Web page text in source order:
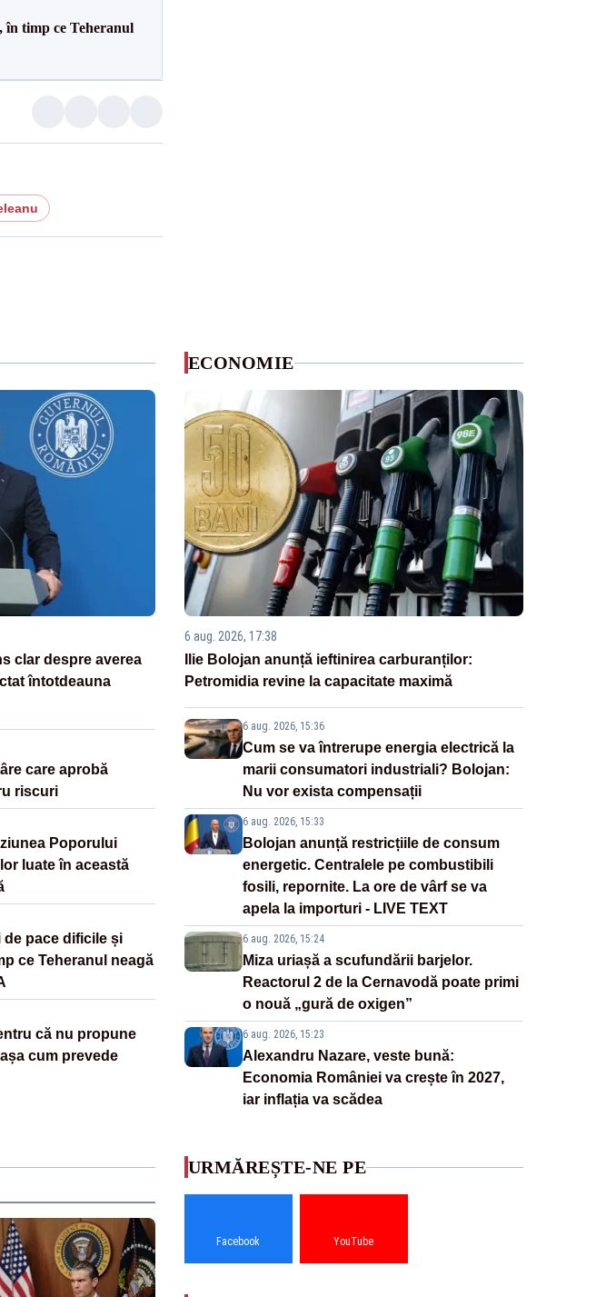
în timp ce Teheranul
clar despre averea
întotdeauna
care aprobă
riscuri
Poporului
luate în această
de pace dificile și
ce Teheranul neagă
că nu propune
cum prevede
ECONOMIE
6 aug. 2026, 17:38
Ilie Bolojan anunță ieftinirea carburanților:
Petromidia revine la capacitate maximă
6 aug. 2026, 15:36
Cum se va întrerupe energia electrică la
marii consumatori industriali? Bolojan:
Nu vor exista compensații
6 aug. 2026, 15:33
Bolojan anunță restricțiile de consum
energetic. Centralele pe combustibili
fosili, repornite. La ore de vârf se va
apela la importuri - LIVE TEXT
6 aug. 2026, 15:24
Miza uriașă a scufundării barjelor.
Reactorul 2 de la Cernavodă poate primi
o nouă „gură de oxigen”
6 aug. 2026, 15:23
Alexandru Nazare, veste bună:
Economia României va crește în 2027,
iar inflația va scădea
URMĂREȘTE-NE PE
Facebook YouTube